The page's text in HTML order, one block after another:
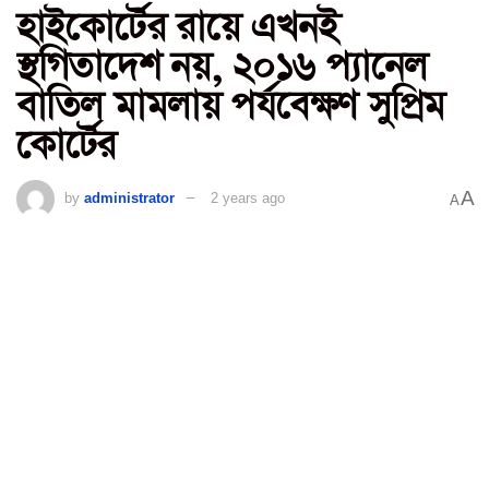
হাইকোর্টের রায়ে এখনই
স্থগিতাদেশ নয়, ২০১৬ প্যানেল
বাতিল মামলায় পর্যবেক্ষণ সুপ্রিম
কোর্টের
by administrator 2 years ago AA